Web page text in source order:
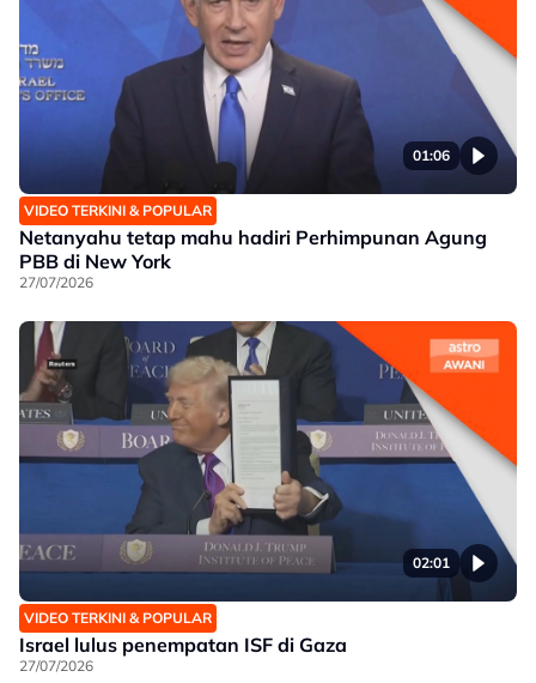
01:06
VIDEO TERKINI & POPULAR
Netanyahu tetap mahu hadiri Perhimpunan Agung
PBB di New York
27/07/2026
02:01
VIDEO TERKINI & POPULAR
Israel lulus penempatan ISF di Gaza
27/07/2026